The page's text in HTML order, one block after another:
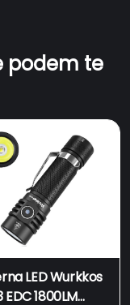
podem te
LED Wurkkos
EDC 1800LM